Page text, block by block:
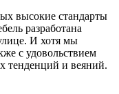
высокие стандарты
разработана
И хотя мы
с удовольствием
тенденций и веяний.